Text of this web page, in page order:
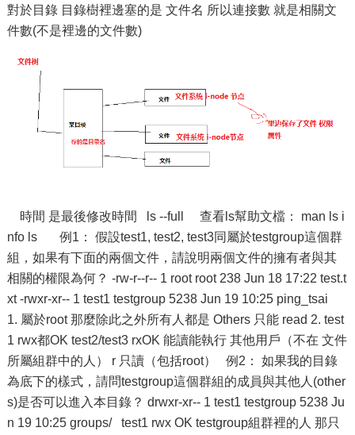
對於目錄 目錄樹裡邊塞的是 文件名 所以連接數 就是相關文
件數(不是裡邊的文件數)
時間 是最後修改時間 ls --full 查看ls幫助文檔： man ls i
nfo ls 例1： 假設test1, test2, test3同屬於testgroup這個群
組，如果有下面的兩個文件，請說明兩個文件的擁有者與其
相關的權限為何？ -rw-r--r-- 1 root root 238 Jun 18 17:22 test.t
xt -rwxr-xr-- 1 test1 testgroup 5238 Jun 19 10:25 ping_tsai
1. 屬於root 那麼除此之外所有人都是 Others 只能 read 2. test
1 rwx都OK test2/test3 rxOK 能讀能執行 其他用戶（不在 文件
所屬組群中的人） r 只讀（包括root） 例2： 如果我的目錄
為底下的樣式，請問testgroup這個群組的成員與其他人(other
s)是否可以進入本目錄？ drwxr-xr-- 1 test1 testgroup 5238 Ju
n 19 10:25 groups/ test1 rwx OK testgroup組群裡的人 那只